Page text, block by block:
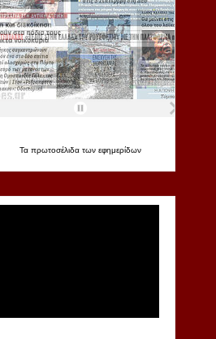
Τα πρωτοσέλιδα των εφημερίδων